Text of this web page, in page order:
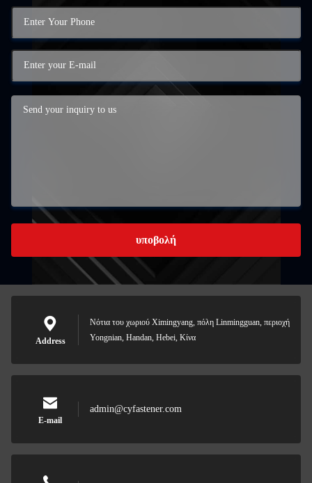
υποβολή
Address
Νότια του χωριού Ximingyang, πόλη Linmingguan, περιοχή
Yongnian, Handan, Hebei, Κίνα
E-mail
admin@cyfastener.com